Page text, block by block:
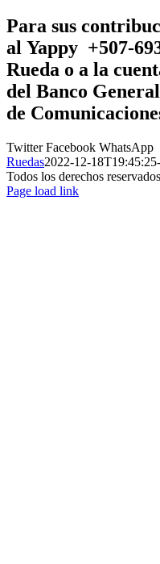
Para sus
al Yappy +507-
Rueda o a la
del Banco
de
TwitterFacebook WhatsApp
Ruedas2022-12-
Todos los derechos reservados
Page load link